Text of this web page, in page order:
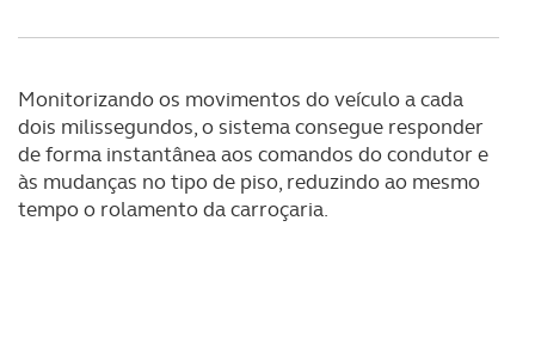
tecnologias similares pode ter impacto na sua
experiência de navegação no Website e nos serviços
disponibilizados.
Consulte a política de cookies do site.
Monitorizando os movimentos do veículo a cada
dois milissegundos, o sistema consegue responder
de forma instantânea aos comandos do condutor e
às mudanças no tipo de piso, reduzindo ao mesmo
tempo o rolamento da carroçaria.